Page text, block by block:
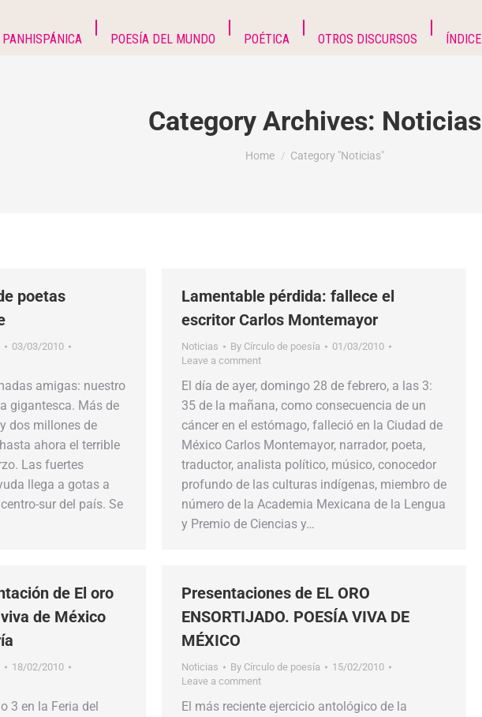
PANHISPÁNICA POESÍA DEL MUNDO POÉTICA OTROS DISCURSOS ÍNDICE
Category Archives: Noticias
You are here:
Home Category "Noticias"
poetas
03/03/2010
amigas: nuestro
gigantesca. Más de
dos millones de
ahora el terrible
Las fuertes
llega a gotas a
sur del país. Se
Lamentable pérdida: fallece el
escritor Carlos Montemayor
Noticias By Círculo de poesía
01/03/2010
Leave a comment
El día de ayer, domingo 28 de febrero, a las 3:
35 de la mañana, como consecuencia de un
cáncer en el estómago, falleció en la Ciudad de
México Carlos Montemayor, narrador, poeta,
traductor, analista político, músico, conocedor
profundo de las culturas indígenas, miembro de
número de la Academia Mexicana de la Lengua
y Premio de Ciencias y…
de El oro
de México
18/02/2010
3 en la Feria del
Presentaciones de EL ORO
ENSORTIJADO. POESÍA VIVA DE
MÉXICO
Noticias By Círculo de poesía
15/02/2010
Leave a comment
El más reciente ejercicio antológico de la